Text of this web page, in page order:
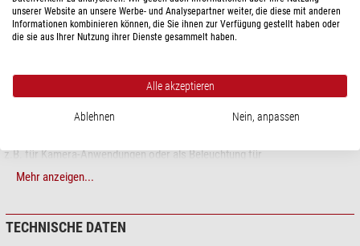
LED-Ringlichter
Eine runde Sache in vielen Größen
Mini-LED-Ringlichter RL1 und RL2
kompakten Abmessungen überall dort zu Einsatz, wo nur wenig Platz für die
z.B. für Kamera-Anwendungen oder als Beleuchtung für
Fertigungsmaschinen. Beide Serien gibt es mit zwei verschiedenen Nenn-
Arbeitsabständen, was durch unterschiedliche LED-Einbauwinkel erreicht
LED-Ringlichter RL4 und RL5
Mehr anzeigen...
TECHNISCHE DATEN
unserer Website an unsere Werbe- und Analysepartner weiter, die diese mit anderen
Informationen kombinieren können, die Sie ihnen zur Verfügung gestellt haben oder
die sie aus Ihrer Nutzung ihrer Dienste gesammelt haben.
Alle akzeptieren
Ablehnen Nein, anpassen